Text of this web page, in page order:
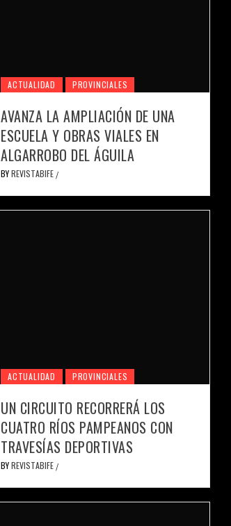
ACTUALIDAD PROVINCIALES
AVANZA LA AMPLIACIÓN DE UNA
ESCUELA Y OBRAS VIALES EN
ALGARROBO DEL ÁGUILA
BYREVISTABIFE /
ACTUALIDAD PROVINCIALES
UN CIRCUITO RECORRERÁ LOS
CUATRO RÍOS PAMPEANOS CON
TRAVESÍAS DEPORTIVAS
BYREVISTABIFE /